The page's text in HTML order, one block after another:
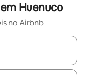
Huenuco
no Airbnb
explore-os